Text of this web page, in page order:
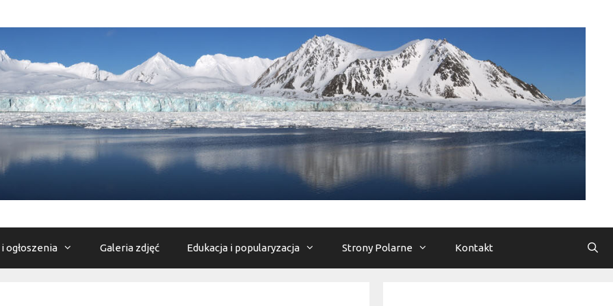
ogłoszenia Galeria zdjęć Edukacja i popularyzacja Strony Polarne Kontakt